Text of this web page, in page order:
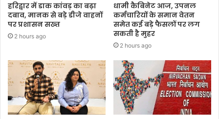
हरिद्वार में डाक कांवड़ का बढ़ा
दबाव, मानक से बड़े डीजे वाहनों
पर प्रशासन सख्त
2 hours ago
धामी कैबिनेट आज, उपनल
कर्मचारियों के समान वेतन
समेत कई बड़े फैसलों पर लग
सकती है मुहर
2 hours ago